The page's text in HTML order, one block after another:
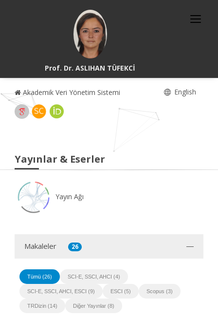
Prof. Dr. ASLIHAN TÜFEKCİ
Akademik Veri Yönetim Sistemi English
Yayınlar & Eserler
Yayın Ağı
Makaleler 26
Tümü (26) SCI-E, SSCI, AHCI (4)
SCI-E, SSCI, AHCI, ESCI (9) ESCI (5) Scopus (3)
TRDizin (14) Diğer Yayınlar (8)